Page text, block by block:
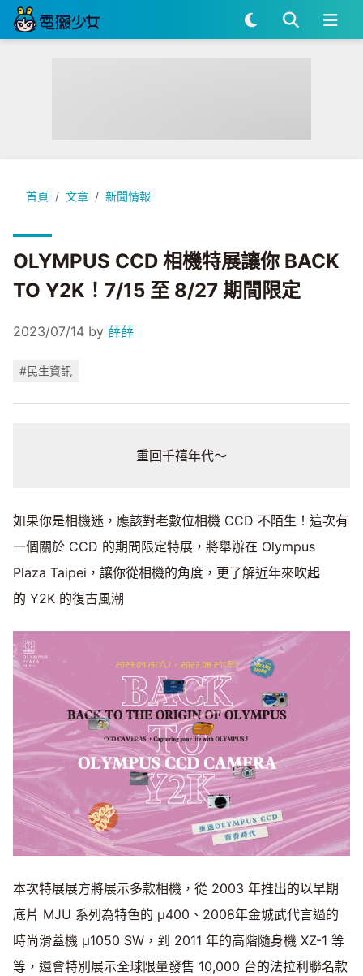
首頁 文章 新聞情報
OLYMPUS CCD 相機特展讓你 BACK TO Y2K！7/15 至 8/27
OLYMPUS CCD 相機特展讓你 BACK
TO Y2K！7/15 至 8/27 期間限定
2023/07/14 by 薛薛
#民生資訊
重回千禧年代～
如果你是相機迷，應該對老數位相機 CCD 不陌生！這次有
一個關於 CCD 的期間限定特展，將舉辦在 Olympus
Plaza Taipei，讓你從相機的角度，更了解近年來吹起
的 Y2K 的復古風潮
本次特展展方將展示多款相機，從 2003 年推出的以早期
底片 MJU 系列為特色的 μ400、2008年金城武代言過的
時尚滑蓋機 μ1050 SW，到 2011 年的高階隨身機 XZ-1 等
等，還會特別展示全球限量發售 10,000 台的法拉利聯名款